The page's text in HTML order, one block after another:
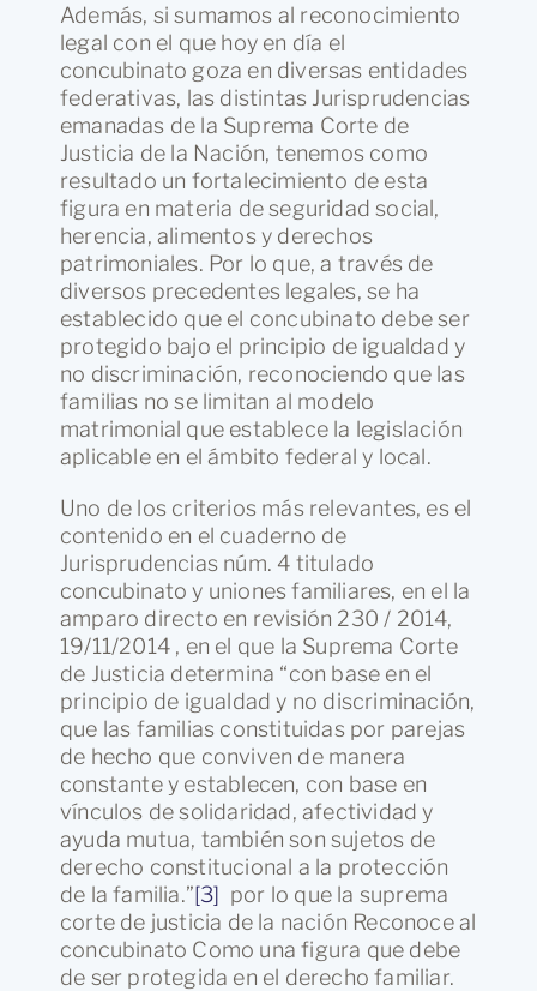
Además, si sumamos al reconocimiento
legal con el que hoy en día el
concubinato goza en diversas entidades
federativas, las distintas Jurisprudencias
emanadas de la Suprema Corte de
Justicia de la Nación, tenemos como
resultado un fortalecimiento de esta
figura en materia de seguridad social,
herencia, alimentos y derechos
patrimoniales. Por lo que, a través de
diversos precedentes legales, se ha
establecido que el concubinato debe ser
protegido bajo el principio de igualdad y
no discriminación, reconociendo que las
familias no se limitan al modelo
matrimonial que establece la legislación
aplicable en el ámbito federal y local.
Uno de los criterios más relevantes, es el
contenido en el cuaderno de
Jurisprudencias núm. 4 titulado
concubinato y uniones familiares, en el la
amparo directo en revisión 230 / 2014,
19/11/2014 , en el que la Suprema Corte
de Justicia determina “con base en el
principio de igualdad y no discriminación,
que las familias constituidas por parejas
de hecho que conviven de manera
constante y establecen, con base en
vínculos de solidaridad, afectividad y
ayuda mutua, también son sujetos de
derecho constitucional a la protección
de la familia.”[3] por lo que la suprema
corte de justicia de la nación Reconoce al
concubinato Como una figura que debe
de ser protegida en el derecho familiar.